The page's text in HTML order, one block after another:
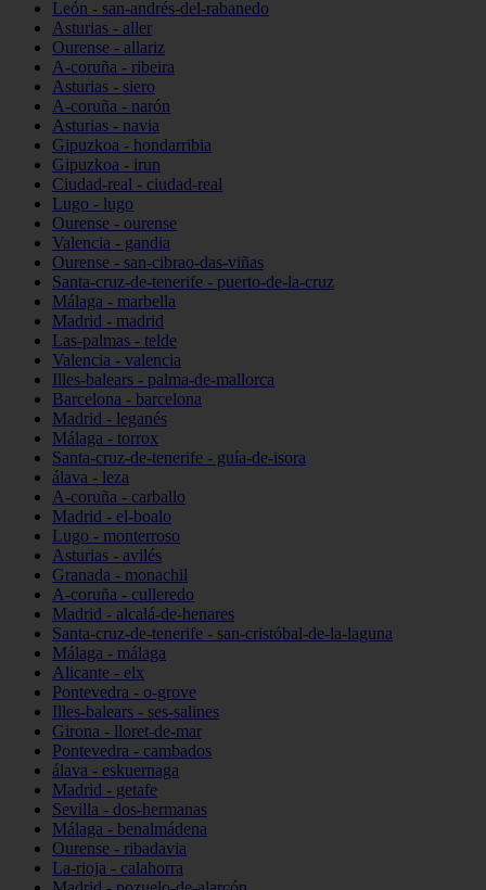
León - san-andrés-del-rabanedo
Asturias - aller
Ourense - allariz
A-coruña - ribeira
Asturias - siero
A-coruña - narón
Asturias - navia
Gipuzkoa - hondarribia
Gipuzkoa - irun
Ciudad-real - ciudad-real
Lugo - lugo
Ourense - ourense
Valencia - gandia
Ourense - san-cibrao-das-viñas
Santa-cruz-de-tenerife - puerto-de-la-cruz
Málaga - marbella
Madrid - madrid
Las-palmas - telde
Valencia - valencia
Illes-balears - palma-de-mallorca
Barcelona - barcelona
Madrid - leganés
Málaga - torrox
Santa-cruz-de-tenerife - guía-de-isora
álava - leza
A-coruña - carballo
Madrid - el-boalo
Lugo - monterroso
Asturias - avilés
Granada - monachil
A-coruña - culleredo
Madrid - alcalá-de-henares
Santa-cruz-de-tenerife - san-cristóbal-de-la-laguna
Málaga - málaga
Alicante - elx
Pontevedra - o-grove
Illes-balears - ses-salines
Girona - lloret-de-mar
Pontevedra - cambados
álava - eskuernaga
Madrid - getafe
Sevilla - dos-hermanas
Málaga - benalmádena
Ourense - ribadavia
La-rioja - calahorra